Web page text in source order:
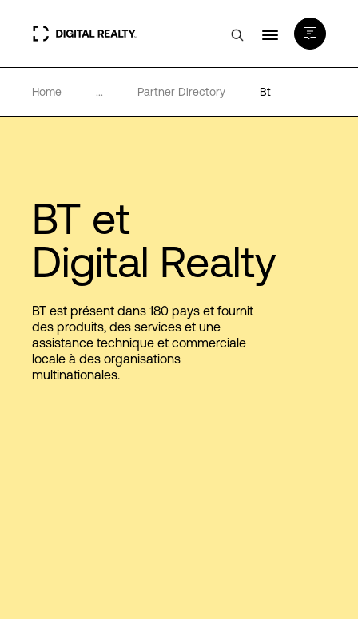
Data Centers
Expertise et ressources
A propos de nous
Language
Home ... Partner Directory Bt
BT et
Digital Realty
BT est présent dans 180 pays et fournit
des produits, des services et une
assistance technique et commerciale
locale à des organisations
multinationales.